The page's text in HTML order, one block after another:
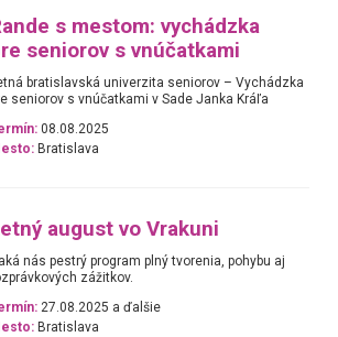
s mestom: vychádzka
seniorov s vnúčatkami
bratislavská univerzita seniorov – Vychádzka
seniorov s vnúčatkami v Sade Janka Kráľa
08.08.2025
Bratislava
august vo Vrakuni
nás pestrý program plný tvorenia, pohybu aj
zážitkov.
27.08.2025 a ďalšie
Bratislava